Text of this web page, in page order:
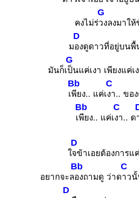
คงไม่ร่
G
วงลงมาให้
ม
D
องดูดาวที่อยู่บนพื้
มันก็เ
G
ป็นแค่เงา เพียงแค่เ
เ
Bb
พียง.. แค่เ
C
งา.. ขอ
เ
Bb
พียง.. แค่เ
C
งา.. ด
ใ
D
จข้าเอยต้องการแ
อยากจะล
Bb
องถามดู ว่าด
C
าว
D